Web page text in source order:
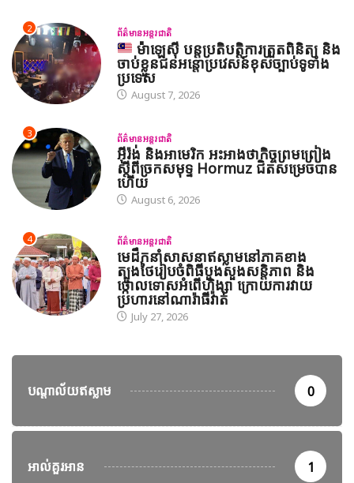
2 ព័ត៌មានអន្តរជាតិ
ម៉ាឡេស៊ី បន្តប្រតិបត្តិការត្រួតពិនិត្យ និង
ចាប់ខ្លួនជនអន្តោប្រវេសន៍ខុសច្បាប់ទូទាំង
ប្រទេស
August 7, 2026
3 ព័ត៌មានអន្តរជាតិ
អ៊ីរ៉ង់ និងអាមេរិក អះអាងថាកិច្ចព្រមព្រៀង
ស្តីពីច្រកសមុទ្ទ Hormuz ជិតសម្រេចបាន
ហើយ
August 6, 2026
4 ព័ត៌មានអន្តរជាតិ
មេដឹកនាំសាសនាឥស្លាមនៅភាគខាង
ត្បូងថៃរៀបចំពិធីបួងសួងសន្តិភាព និង
ថ្កោលទោសអំពើហិង្សា ក្រោយការវាយ
ប្រហារនៅណារ៉ាធីវ៉ាត់
July 27, 2026
បណ្តាល័យឥស្លាម 0
អាល់គួរអាន 1